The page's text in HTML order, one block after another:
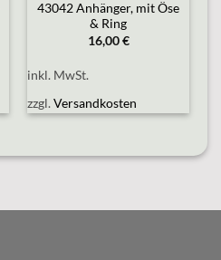
43042 Anhänger, mit Öse
& Ring
16,00€
inkl. MwSt.
zzgl.Versandkosten